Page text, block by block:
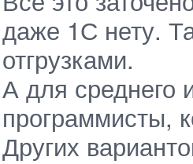
даже 1С нету.
отгрузками.
А для среднего
программисты,
Других